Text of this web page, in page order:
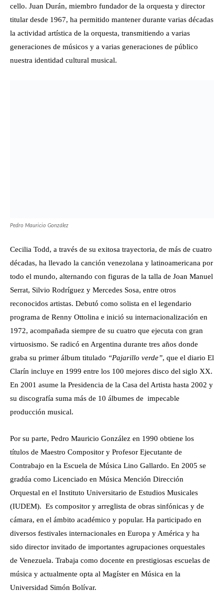
cello. Juan Durán, miembro fundador de la orquesta y director
titular desde 1967, ha permitido mantener durante varias décadas
la actividad artística de la orquesta, transmitiendo a varias
generaciones de músicos y a varias generaciones de público
nuestra identidad cultural musical.
Pedro Mauricio González
Cecilia Todd, a través de su exitosa trayectoria, de más de cuatro
décadas, ha llevado la canción venezolana y latinoamericana por
todo el mundo, alternando con figuras de la talla de Joan Manuel
Serrat, Silvio Rodríguez y Mercedes Sosa, entre otros
reconocidos artistas. Debutó como solista en el legendario
programa de Renny Ottolina e inició su internacionalización en
1972, acompañada siempre de su cuatro que ejecuta con gran
virtuosismo. Se radicó en Argentina durante tres años donde
graba su primer álbum titulado “Pajarillo verde”, que el diario El
Clarín incluye en 1999 entre los 100 mejores disco del siglo XX.
En 2001 asume la Presidencia de la Casa del Artista hasta 2002 y
su discografía suma más de 10 álbumes de impecable
producción musical.
Por su parte, Pedro Mauricio González en 1990 obtiene los
títulos de Maestro Compositor y Profesor Ejecutante de
Contrabajo en la Escuela de Música Lino Gallardo. En 2005 se
gradúa como Licenciado en Música Mención Dirección
Orquestal en el Instituto Universitario de Estudios Musicales
(IUDEM). Es compositor y arreglista de obras sinfónicas y de
cámara, en el ámbito académico y popular. Ha participado en
diversos festivales internacionales en Europa y América y ha
sido director invitado de importantes agrupaciones orquestales
de Venezuela. Trabaja como docente en prestigiosas escuelas de
música y actualmente opta al Magíster en Música en la
Universidad Simón Bolívar.